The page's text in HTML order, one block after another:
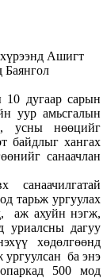
дугаар сарын
уур амьсгалын
усны нөөцийг
байдлыг хангах
санаачлан
санаачилгатай
тарьж ургуулах
аж ахуйн нэгж,
уриалсны дагуу
хөдөлгөөнд
ургуулсан ба энэ
500 мод